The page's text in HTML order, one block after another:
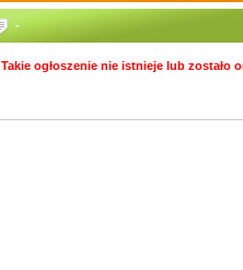
-
Takie ogłoszenie nie istnieje lub zostało